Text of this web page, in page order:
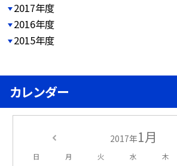
2017年度
2016年度
2015年度
カレンダー
2017年1月
日 月 火 水 木